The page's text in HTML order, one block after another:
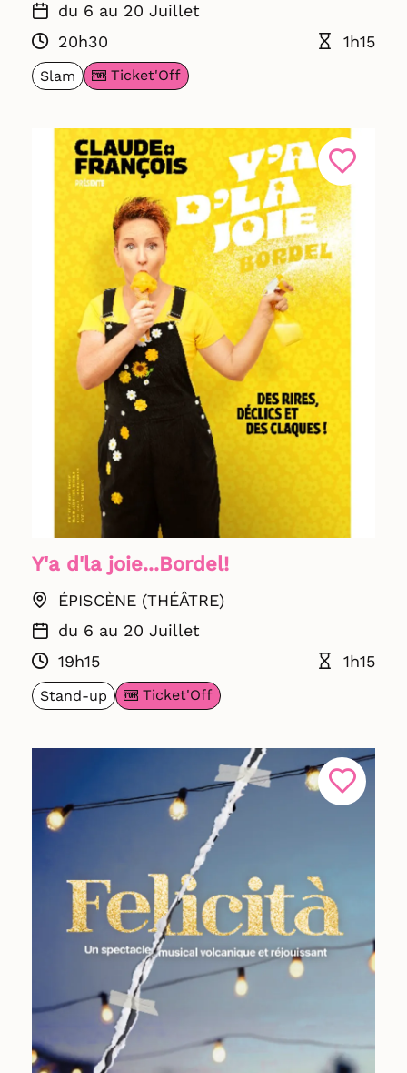
du 6 au 20 Juillet
20h30
1h15
Slam Ticket'Off
Y'a d'la joie...Bordel!
ÉPISCÈNE (THÉÂTRE)
du 6 au 20 Juillet
19h15
1h15
Stand-up Ticket'Off